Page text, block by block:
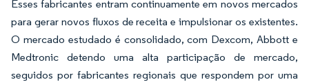
Esses fabricantes entram continuamente em novos mercados
para gerar novos fluxos de receita e impulsionar os existentes.
O mercado estudado é consolidado, com Dexcom, Abbott e
Medtronic detendo uma alta participação de mercado,
seguidos por fabricantes regionais que respondem por uma